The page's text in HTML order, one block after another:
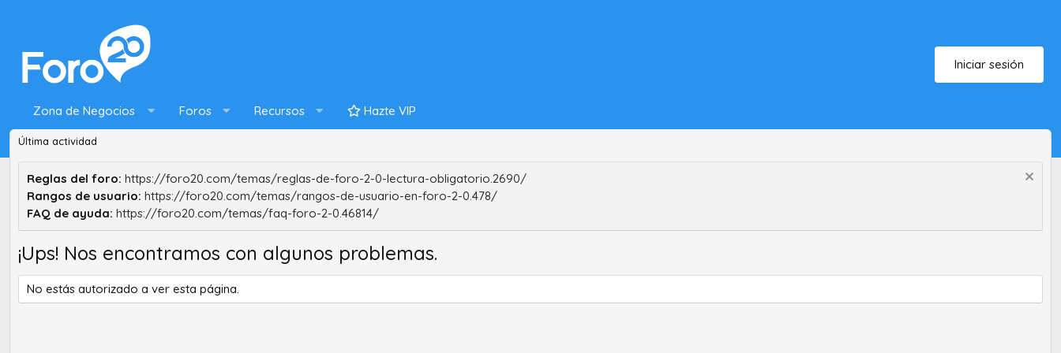
Iniciar sesión
Zona de Negocios Foros Recursos Hazte VIP
Última actividad
Reglas del foro: https://foro20.com/temas/reglas-de-foro-2-0-lectura-obligatorio.2690/
Rangos de usuario: https://foro20.com/temas/rangos-de-usuario-en-foro-2-0.478/
FAQ de ayuda: https://foro20.com/temas/faq-foro-2-0.46814/
¡Ups! Nos encontramos con algunos problemas.
No estás autorizado a ver esta página.